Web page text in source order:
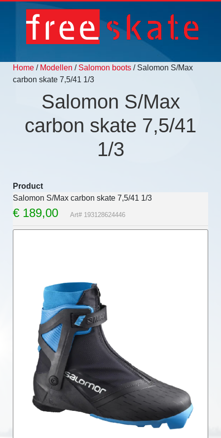
Home / Modellen / Salomon boots / Salomon S/Max
carbon skate 7,5/41 1/3
Salomon S/Max
carbon skate 7,5/41
1/3
Product
Salomon S/Max carbon skate 7,5/41 1/3
€ 189,00 Art# 193128624446